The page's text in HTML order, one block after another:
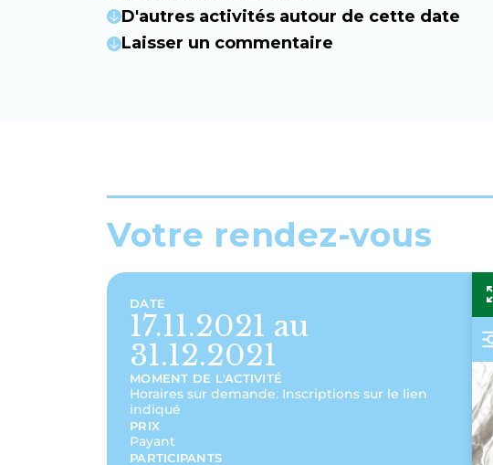
D'autres activités autour de cette date
Laisser un commentaire
Votre rendez-vous
DATE
17.11.2021 au
31.12.2021
MOMENT DE L'ACTIVITÉ
Horaires sur demande. Inscriptions sur le lien
indiqué
PRIX
Payant
PARTICIPANTS